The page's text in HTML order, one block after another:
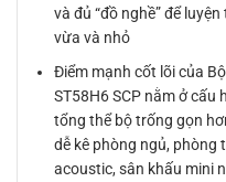
và đủ “đồ nghề” để
vừa và nhỏ
Điểm mạnh cốt lõi của
ST58H6 SCP nằm ở cấu
tổng thể bộ trống gọn
dễ kê phòng ngủ, phòng
acoustic, sân khấu mini